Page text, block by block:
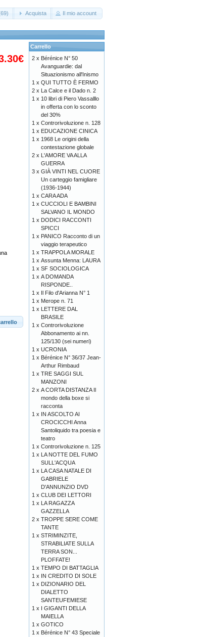
Acquista Il mio account
Carrello
2 x Bérénice N° 50
Avanguardie: dal
Situazionismo all'Inismo
1 x QUI TUTTO È FERMO
2 x La Calce e il Dado n. 2
1 x 10 libri di Piero Vassalllo
in offerta con lo sconto
del 30%
1 x Controrivoluzione n. 128
1 x EDUCAZIONE CINICA
1 x 1968 Le origini della
contestazione globale
2 x L'AMORE VA ALLA
GUERRA
3 x GIÀ VINTI NEL CUORE
Un carteggio famigliare
(1936-1944)
1 x CARA ADA
1 x CUCCIOLI E BAMBINI
SALVANO IL MONDO
1 x DODICI RACCONTI
SPICCI
1 x PANICO Racconto di un
viaggio terapeutico
1 x TRAPPOLA MORALE
1 x Assunta Menna: LAURA
1 x SF SOCIOLOGICA
1 x A DOMANDA
RISPONDE..
1 x Il Filo d'Arianna N° 1
1 x Merope n. 71
1 x LETTERE DAL
BRASILE
1 x Controrivoluzione
Abbonamento ai nn.
125/130 (sei numeri)
1 x UCRONIA
1 x Bérénice N° 36/37 Jean-
Arthur Rimbaud
1 x TRE SAGGI SUL
MANZONI
2 x A CORTA DISTANZA Il
mondo della boxe si
racconta
1 x IN ASCOLTO AI
CROCICCHI Anna
Santoliquido tra poesia e
teatro
1 x Controrivoluzione n. 125
1 x LA NOTTE DEL FUMO
SULL'ACQUA
1 x LA CASA NATALE DI
GABRIELE
D'ANNUNZIO DVD
1 x CLUB DEI LETTORI
1 x LA RAGAZZA
GAZZELLA
2 x TROPPE SERE COME
TANTE
1 x STRIMINZITE,
STRABILIATE SULLA
TERRA SON...
PLOFFATE!
1 x TEMPO DI BATTAGLIA
1 x IN CREDITO DI SOLE
1 x DIZIONARIO DEL
DIALETTO
SANTEUFEMIESE
1 x I GIGANTI DELLA
MAIELLA
1 x GOTICO
1 x Bérénice N° 43 Speciale